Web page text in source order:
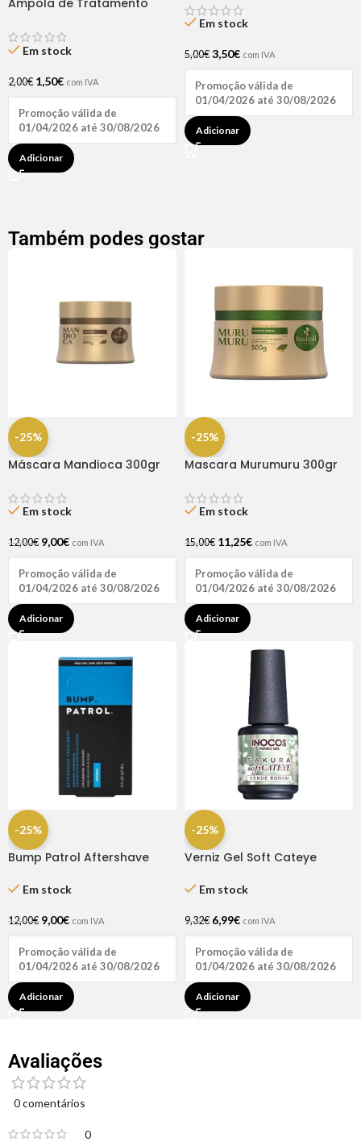
Ampola de Tratamento
Hair (1 UNIDADE)
Em stock
2,00€ 1,50€ com IVA
Promoção válida de
01/04/2026 até 30/08/2026
Adicionar
Em stock
5,00€ 3,50€ com IVA
Promoção válida de
01/04/2026 até 30/08/2026
Adicionar
Também podes gostar
-25%
Máscara Mandioca 300gr
Em stock
12,00€ 9,00€ com IVA
Promoção válida de
01/04/2026 até 30/08/2026
Adicionar
-25%
Mascara Murumuru 300gr
Em stock
15,00€ 11,25€ com IVA
Promoção válida de
01/04/2026 até 30/08/2026
Adicionar
-25%
Bump Patrol Aftershave
Em stock
12,00€ 9,00€ com IVA
Promoção válida de
01/04/2026 até 30/08/2026
Adicionar
-25%
Verniz Gel Soft Cateye
Em stock
9,32€ 6,99€ com IVA
Promoção válida de
01/04/2026 até 30/08/2026
Adicionar
Avaliações
0 comentários
0